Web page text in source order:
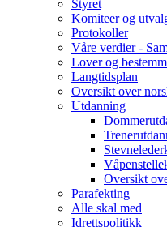
Styret
Komiteer og
Protokoller
Våre verdier -
Lover og
Langtidsplan
Oversikt over
Utdanning
Oversikt
Parafekting
Alle skal med
Idrettspolitikk